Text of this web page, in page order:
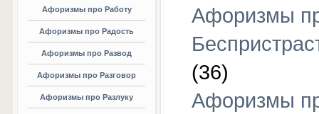
Афоризмы про Работу
Афоризмы про Радость
Афоризмы про Развод
Афоризмы про Разговор
Афоризмы про Разлуку
Афоризмы
(36)
Афоризмы